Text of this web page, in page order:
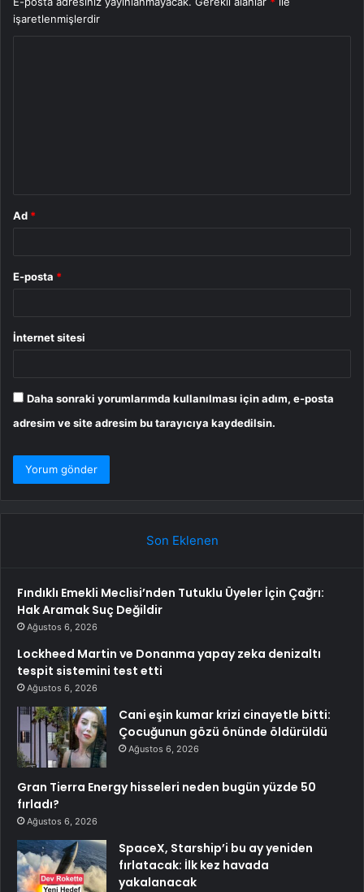
işaretlenmişlerdir
Ad *
E-posta *
İnternet sitesi
Daha sonraki yorumlarımda kullanılması için adım, e-posta
adresim ve site adresim bu tarayıcıya kaydedilsin.
Son Eklenen
Fındıklı Emekli Meclisi’nden Tutuklu Üyeler İçin Çağrı:
Hak Aramak Suç Değildir
Ağustos 6, 2026
Lockheed Martin ve Donanma yapay zeka denizaltı
tespit sistemini test etti
Ağustos 6, 2026
Cani eşin kumar krizi cinayetle bitti:
Çocuğunun gözü önünde öldürüldü
Ağustos 6, 2026
Gran Tierra Energy hisseleri neden bugün yüzde 50
fırladı?
Ağustos 6, 2026
SpaceX, Starship’i bu ay yeniden
fırlatacak: İlk kez havada
yakalanacak